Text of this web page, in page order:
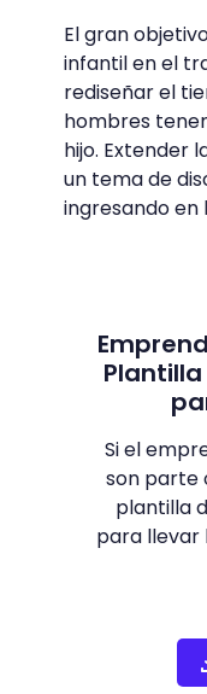
El gran
infantil en el
rediseñar el
hombres
hijo. Extender
un tema de
ingresando en
Si el
son parte
plantilla
para llevar